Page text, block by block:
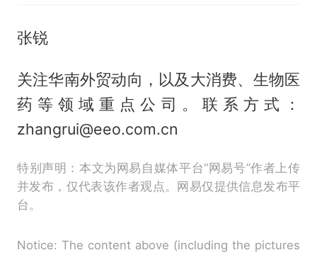
张锐
关注华南外贸动向，以及大消费、生物医
药等领域重点公司。联系方式：
zhangrui@eeo.com.cn
特别声明：本文为网易自媒体平台“网易号”作者上传
并发布，仅代表该作者观点。网易仅提供信息发布平
台。
Notice: The content above (including the pictures